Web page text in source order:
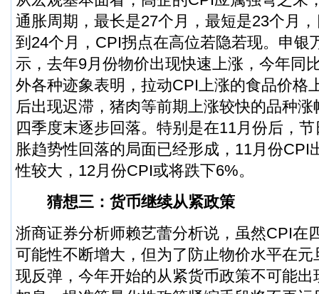
通胀周期，最长是27个月，最短是23个月
到24个月，CPI拐点在高位若隐若现。 申银
示，去年9月份物价出现快速上涨，今年同
外各种迹象表明，拉动CPI上涨的食品价格
后出现迟滞，猪肉等前期上涨较快的品种
四季度末逐步回落。特别是在11月份后，
胀趋势性回落的局面已经形成，11月份CPI
性较大，12月份CPI或将跌下6%。
猜想三：货币继续从紧政策
浙商证券分析师赖艺蕾分析说，虽然CPI在
可能性不断增大，但为了防止物价水平在
现反弹，今年开始的从紧货币政策不可能